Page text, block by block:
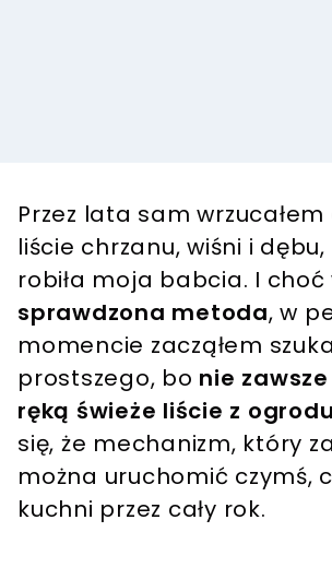
Przez lata sam wrzucałem
liście chrzanu, wiśni i
robiła moja babcia. I choć
sprawdzona metoda, w
momencie zacząłem
prostszego, bo nie
ręką świeże liście z ogrodu
się, że mechanizm, który
można uruchomić czymś,
kuchni przez cały rok.